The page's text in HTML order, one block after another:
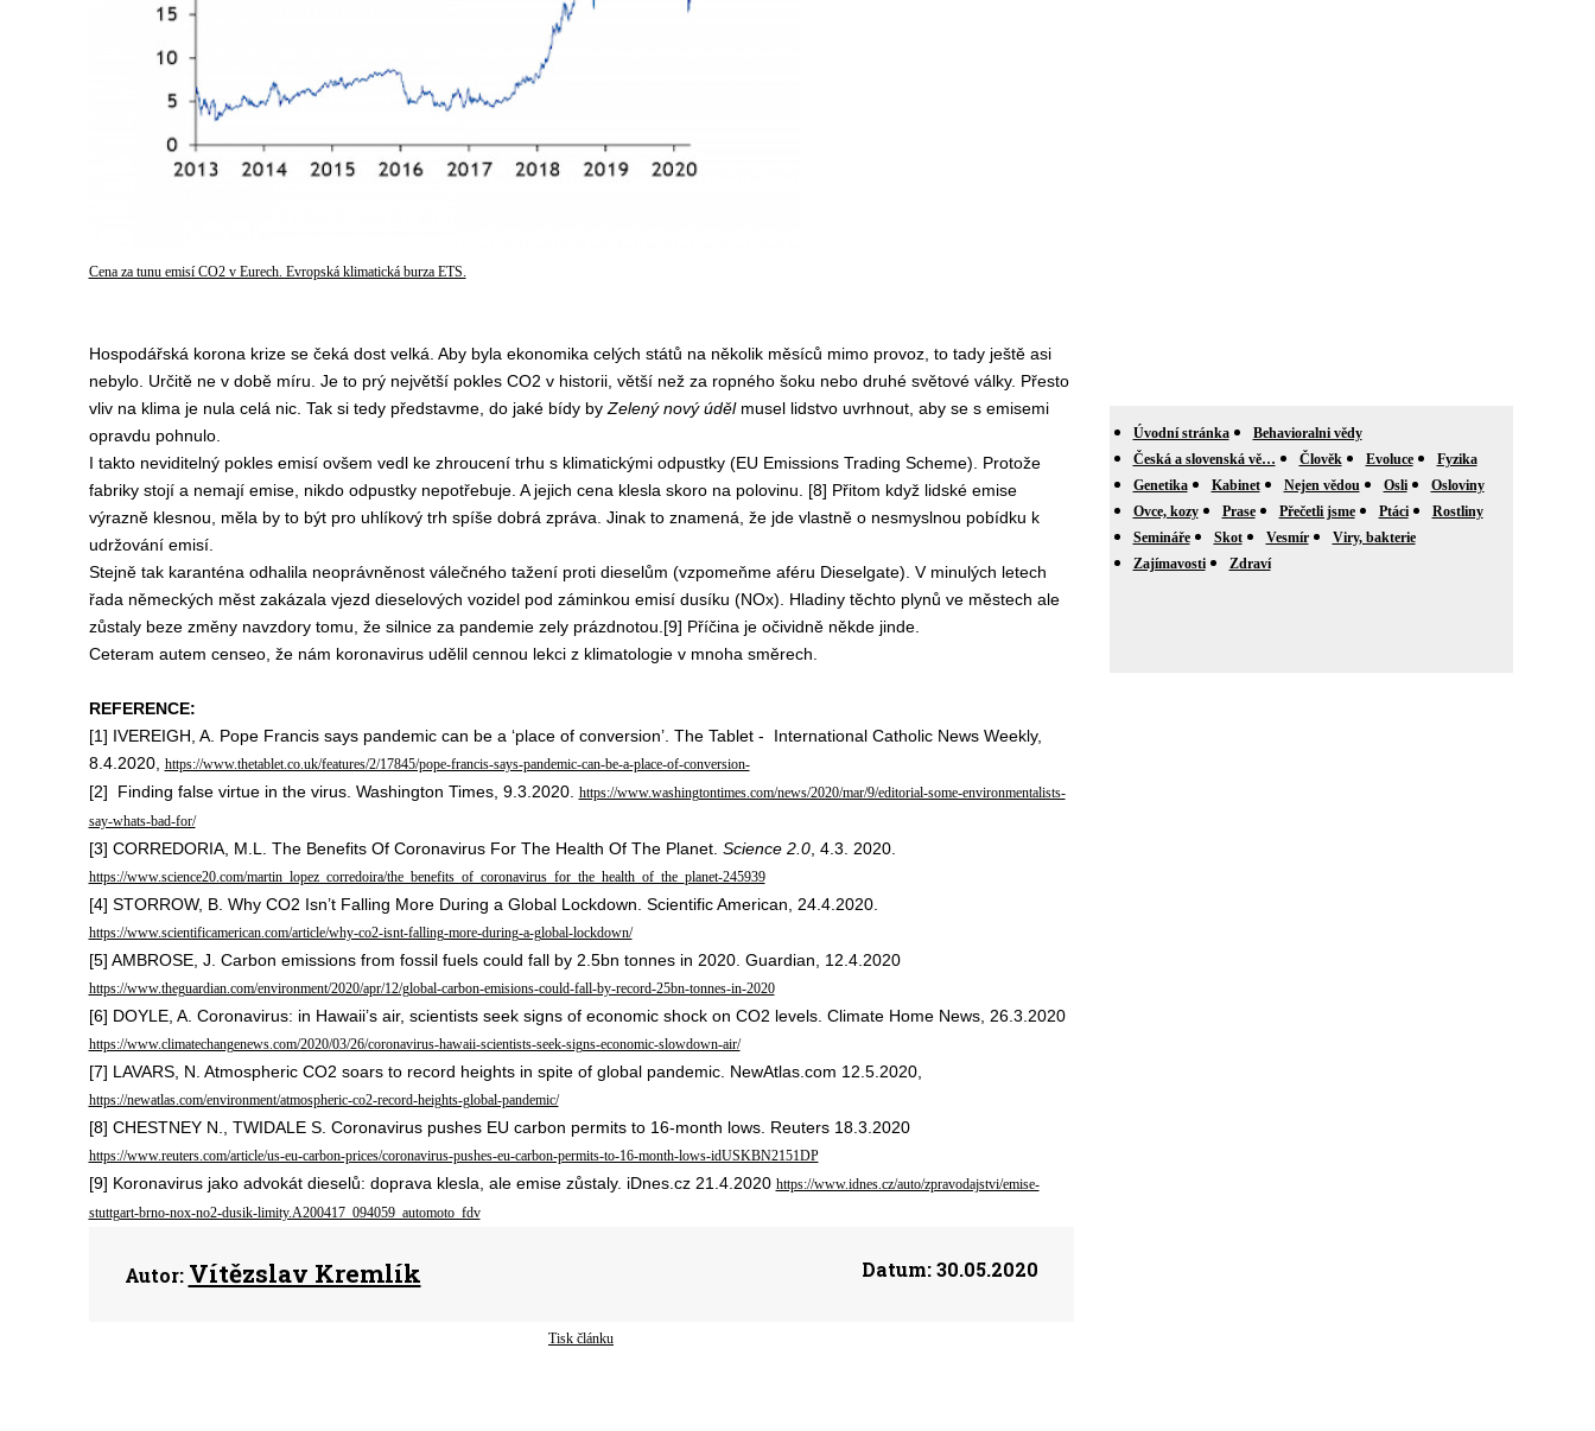
Cena za tunu emisí CO2 v Eurech. Evropská klimatická burza ETS.
Hospodářská korona krize se čeká dost velká. Aby byla ekonomika celých států na několik měsíců mimo provoz, to tady ještě asi
nebylo. Určitě ne v době míru. Je to prý největší pokles CO2 v historii, větší než za ropného šoku nebo druhé světové války. Přesto
vliv na klima je nula celá nic. Tak si tedy představme, do jaké bídy by Zelený nový údělmusel lidstvo uvrhnout, aby se s emisemi
opravdu pohnulo.
I takto neviditelný pokles emisí ovšem vedl ke zhroucení trhu s klimatickými odpustky (EU Emissions Trading Scheme). Protože
fabriky stojí a nemají emise, nikdo odpustky nepotřebuje. A jejich cena klesla skoro na polovinu. [8] Přitom když lidské emise
výrazně klesnou, měla by to být pro uhlíkový trh spíše dobrá zpráva. Jinak to znamená, že jde vlastně o nesmyslnou pobídku k
udržování emisí.
Stejně tak karanténa odhalila neoprávněnost válečného tažení proti dieselům (vzpomeňme aféru Dieselgate). V minulých letech
řada německých měst zakázala vjezd dieselových vozidel pod záminkou emisí dusíku (NOx). Hladiny těchto plynů ve městech ale
zůstaly beze změny navzdory tomu, že silnice za pandemie zely prázdnotou.[9] Příčina je očividně někde jinde.
Ceteram autem censeo, že nám koronavirus udělil cennou lekci z klimatologie v mnoha směrech.
REFERENCE:
[1] IVEREIGH, A. Pope Francis says pandemic can be a ‘place of conversion’. The Tablet - International Catholic News Weekly,
8.4.2020, https://www.thetablet.co.uk/features/2/17845/pope-francis-says-pandemic-can-be-a-place-of-conversion-
[2] Finding false virtue in the virus. Washington Times, 9.3.2020. https://www.washingtontimes.com/news/2020/mar/9/editorial-some-environmentalists-
say-whats-bad-for/
[3] CORREDORIA, M.L. The Benefits Of Coronavirus For The Health Of The Planet. Science 2.0, 4.3. 2020.
https://www.science20.com/martin_lopez_corredoira/the_benefits_of_coronavirus_for_the_health_of_the_planet-245939
[4] STORROW, B. Why CO2 Isn’t Falling More During a Global Lockdown. Scientific American, 24.4.2020.
https://www.scientificamerican.com/article/why-co2-isnt-falling-more-during-a-global-lockdown/
[5] AMBROSE, J. Carbon emissions from fossil fuels could fall by 2.5bn tonnes in 2020. Guardian, 12.4.2020
https://www.theguardian.com/environment/2020/apr/12/global-carbon-emisions-could-fall-by-record-25bn-tonnes-in-2020
[6] DOYLE, A. Coronavirus: in Hawaii’s air, scientists seek signs of economic shock on CO2 levels. Climate Home News, 26.3.2020
https://www.climatechangenews.com/2020/03/26/coronavirus-hawaii-scientists-seek-signs-economic-slowdown-air/
[7] LAVARS, N. Atmospheric CO2 soars to record heights in spite of global pandemic. NewAtlas.com 12.5.2020,
https://newatlas.com/environment/atmospheric-co2-record-heights-global-pandemic/
[8] CHESTNEY N., TWIDALE S. Coronavirus pushes EU carbon permits to 16-month lows. Reuters 18.3.2020
https://www.reuters.com/article/us-eu-carbon-prices/coronavirus-pushes-eu-carbon-permits-to-16-month-lows-idUSKBN2151DP
[9] Koronavirus jako advokát dieselů: doprava klesla, ale emise zůstaly. iDnes.cz 21.4.2020 https://www.idnes.cz/auto/zpravodajstvi/emise-
stuttgart-brno-nox-no2-dusik-limity.A200417_094059_automoto_fdv
Autor: Vítězslav Kremlík Datum:30.05.2020
Tisk článku
Úvodní stránka
Behavioralni vědy
Česká a slovenská vě…
Člověk Evoluce
Fyzika
Genetika
Kabinet Nejen vědou Osli
Osloviny
Ovce, kozy
Prase Přečetli jsme Ptáci
Rostliny
Semináře
Skot Vesmír
Viry, bakterie
Zajímavosti
Zdraví